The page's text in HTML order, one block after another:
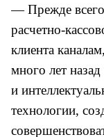
— Прежде
расчетно-
клиента
много лет
и
технологии,